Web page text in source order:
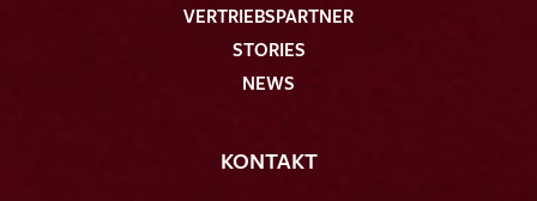
VERTRIEBSPARTNER
STORIES
NEWS
KONTAKT